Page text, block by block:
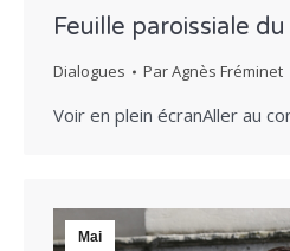
Feuille paroissiale
Dialogues ParAgnès Fréminet
Voir en plein écranAller au
Mai